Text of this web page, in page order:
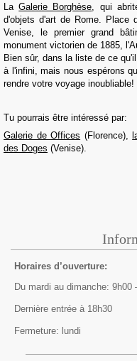
LaGalerie Borghèse, qui
d'objets d'art de Rome. Place
Venise, le premier grand
monument victorien de 1885,
Bien sûr, dans la liste de ce
à l'infini, mais nous espérons
rendre votre voyage inoubliable!
Tu pourrais être intéressé par:
Galerie de Offices (Florence),
des Doges (Venise).
Horaires d’ouverture:
Du mardi au dimanche: 9h00
Dernière entrée à 18h30
Fermeture: lundi